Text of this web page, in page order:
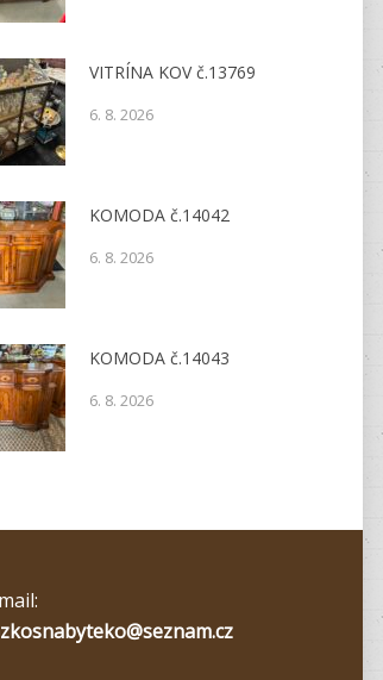
VITRÍNA KOV č.13769
6. 8. 2026
KOMODA č.14042
6. 8. 2026
KOMODA č.14043
6. 8. 2026